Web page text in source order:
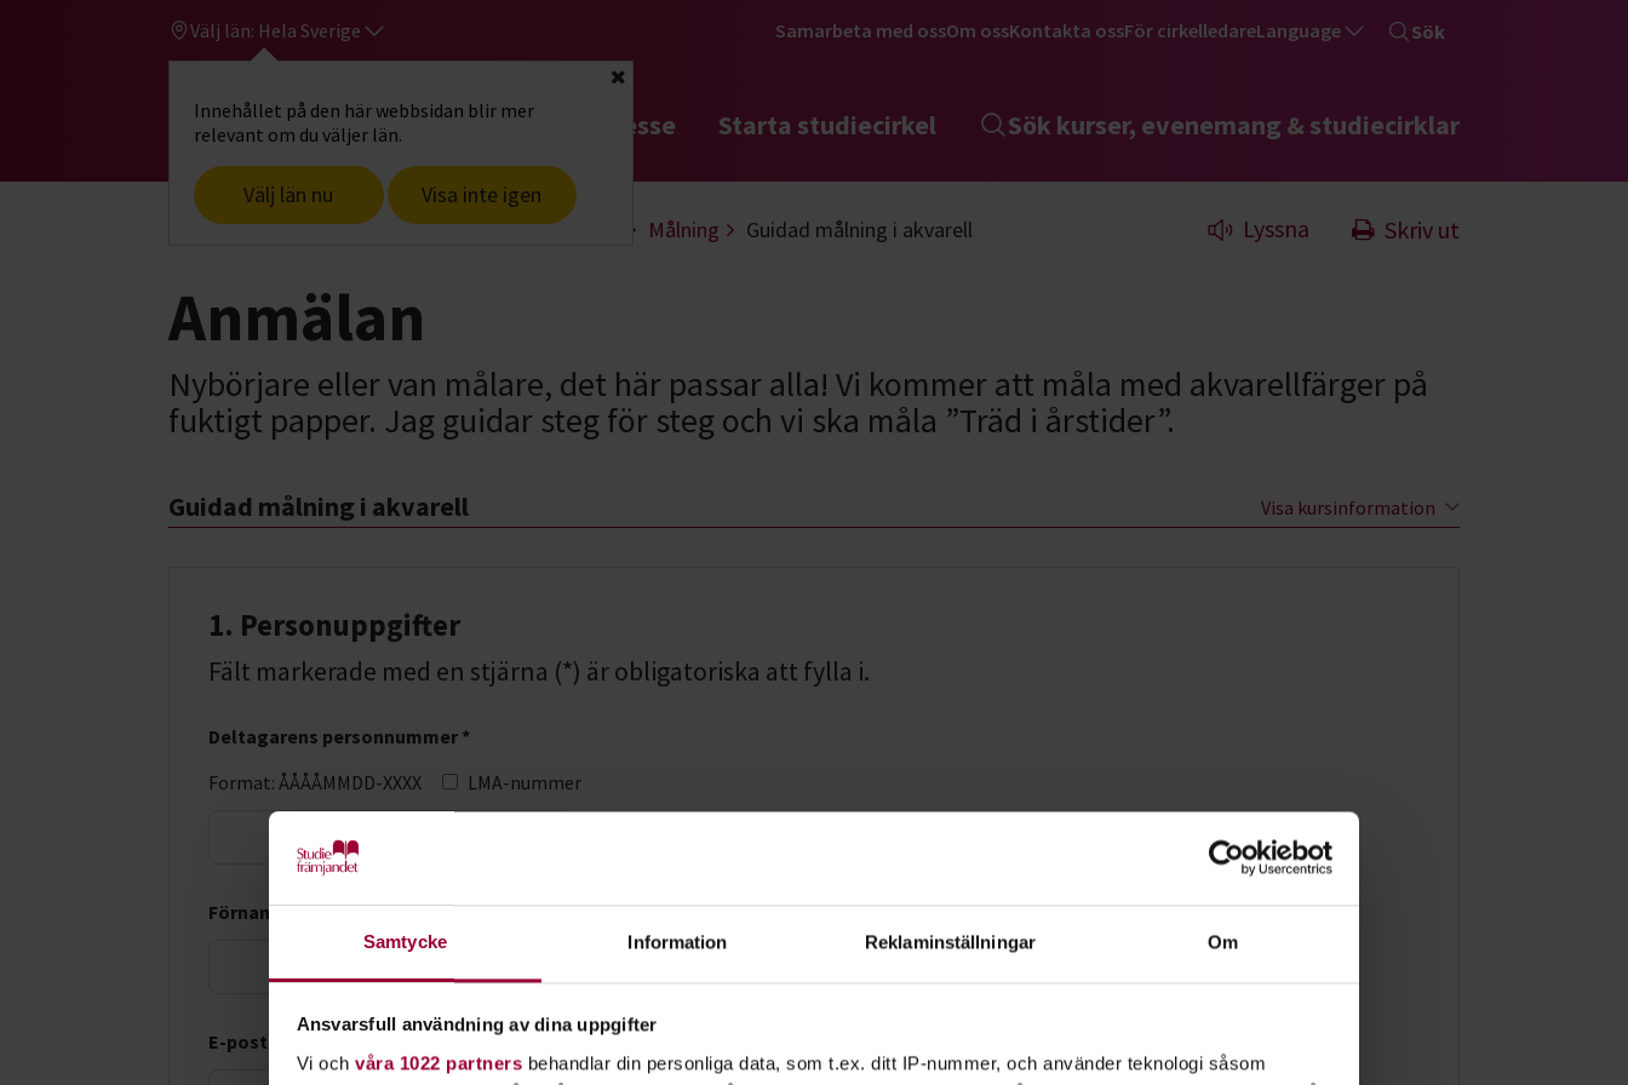
Samtycke Information Reklaminställningar Om
Ansvarsfull användning av dina uppgifter
Vi och våra 1022 partners behandlar din personliga data, som t.ex. ditt IP-nummer, och använder teknologi såsom
Välj län: Hela Sverige
Innehållet på den här webbsidan blir mer
relevant om du väljer län.
Välj län nu Visa inte igen
Stäng
Samarbeta med ossOm ossKontakta ossFör cirkelledareLanguage Sök
Gå till studiefrämjandets startsidaHitta intresse Starta studiecirkel Sök kurser, evenemang & studiecirklar
Start Hitta intresse Konst, hantverk & design Målning Guidad målning i akvarell Lyssna Skriv ut
Anmälan
Nybörjare eller van målare, det här passar alla! Vi kommer att måla med akvarellfärger på
fuktigt papper. Jag guidar steg för steg och vi ska måla ”Träd i årstider”.
Guidad målning i akvarell Visa kursinformation
1. Personuppgifter
Fält markerade med en stjärna (*) är obligatoriska att fylla i.
Deltagarens personnummer *
Format: ÅÅÅÅMMDD-XXXX
LMA-nummer
Förnamn * Efternamn *
E-postadress *